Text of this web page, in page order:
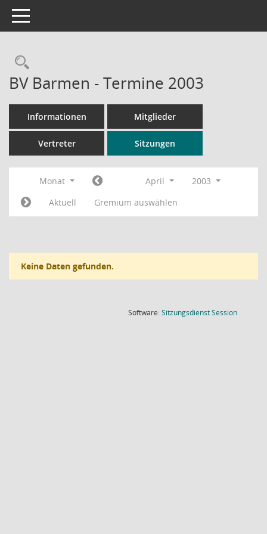
Toggle navigation
Rechercheauswahl
BV Barmen - Termine 2003
Informationen Mitglieder
Vertreter Sitzungen
Monat April
2003
Aktuell
Gremium auswählen
Keine Daten gefunden.
Software:SitzungsdienstSession(Wird in